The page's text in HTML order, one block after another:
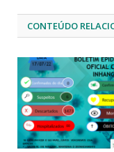
CONTEÚDO